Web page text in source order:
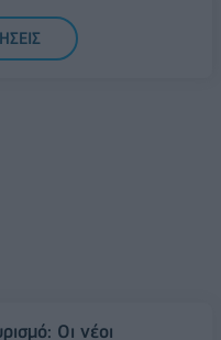
– Πάνω από
Οι νέοι